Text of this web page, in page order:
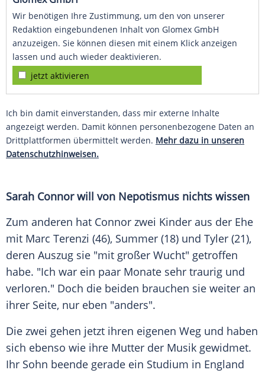
Wir benötigen Ihre Zustimmung, um den von unserer
Redaktion eingebundenen Inhalt von Glomex GmbH
anzuzeigen. Sie können diesen mit einem Klick anzeigen
lassen und auch wieder deaktivieren.
jetzt aktivieren
Ich bin damit einverstanden, dass mir externe Inhalte
angezeigt werden. Damit können personenbezogene Daten an
Drittplattformen übermittelt werden. Mehr dazu in unseren
Datenschutzhinweisen.
Sarah Connor will von Nepotismus nichts wissen
Zum anderen hat Connor zwei Kinder aus der Ehe
mit Marc Terenzi (46), Summer (18) und Tyler (21),
deren Auszug sie "mit großer Wucht" getroffen
habe. "Ich war ein paar Monate sehr traurig und
verloren." Doch die beiden brauchen sie weiter an
ihrer Seite, nur eben "anders".
Die zwei gehen jetzt ihren eigenen Weg und haben
sich ebenso wie ihre Mutter der Musik gewidmet.
Ihr Sohn beende gerade ein Studium in England